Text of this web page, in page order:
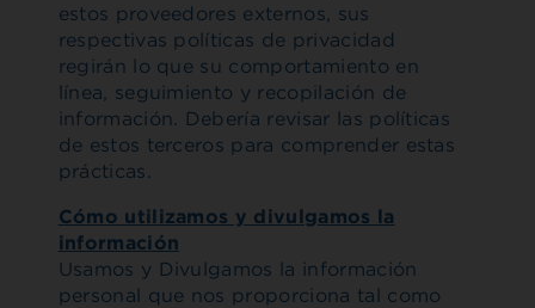
estos proveedores externos, sus
respectivas políticas de privacidad
regirán lo que su comportamiento en
línea, seguimiento y recopilación de
información. Debería revisar las políticas
de estos terceros para comprender estas
prácticas.
Cómo utilizamos y divulgamos la
información
Usamos y Divulgamos la información
personal que nos proporciona tal como